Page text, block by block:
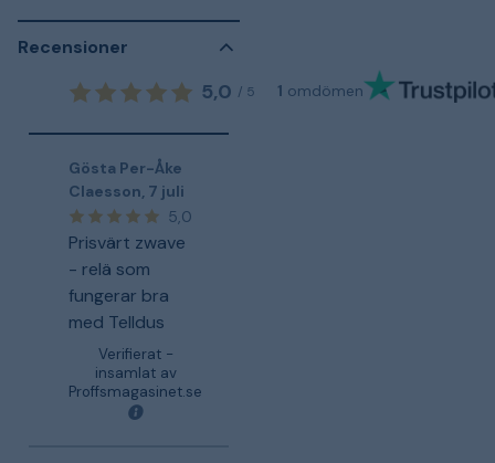
Recensioner
5,0 / 5 1 omdömen
Gösta Per-Åke
Claesson 7 juli
5,0
Prisvärt zwave
- relä som
fungerar bra
med Telldus
Verifierat -
insamlat av
Proffsmagasinet.se